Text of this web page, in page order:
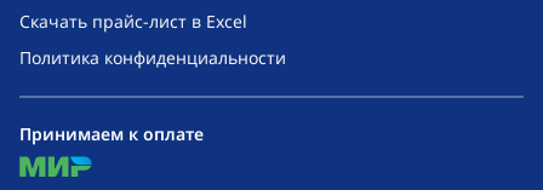
Скачать прайс-лист в Excel
Политика конфиденциальности
Принимаем к оплате
mir